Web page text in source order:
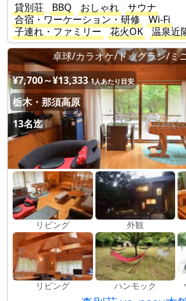
貸別荘
BBQ おしゃれ
サウナ
合宿・ワーケーション・研修
Wi-Fi
子連れ・ファミリー
花火OK
温泉近
卓球/カラオケ/ドッグラン/ミ
¥7,700～¥13,333 1人あたり目安
栃木・那須高原
13名迄
リビング 外観
リビング ハンモック